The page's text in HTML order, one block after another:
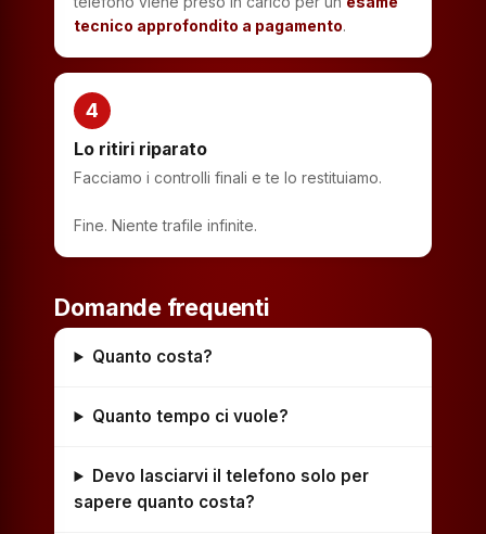
tecnico approfondito a pagamento.
4
Lo ritiri riparato
Facciamo i controlli finali e te lo restituiamo.
Fine. Niente trafile infinite.
Domande frequenti
Quanto costa?
Quanto tempo ci vuole?
Devo lasciarvi il telefono solo per
sapere quanto costa?